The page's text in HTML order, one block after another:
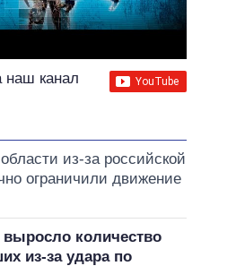
наш канал
из-за российской
ограничили движение
количество
из-за удара по